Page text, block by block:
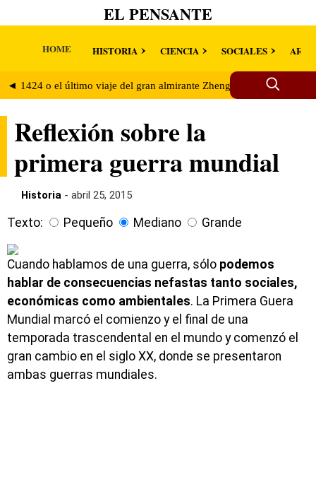
EL PENSANTE
HOME HISTORIA CIENCIA SOCIALES
◄ 1424 o el último viaje del gran almirante Zheng He. ¿Llegaron los
Reflexión sobre la
primera guerra mundial
Historia - abril 25, 2015
Texto: Pequeño Mediano Grande
Cuando hablamos de una guerra, sólo podemos
hablar de consecuencias nefastas tanto sociales,
económicas como ambientales. La Primera Guera
Mundial marcó el comienzo y el final de una
temporada trascendental en el mundo y comenzó el
gran cambio en el siglo XX, donde se presentaron
ambas guerras mundiales.